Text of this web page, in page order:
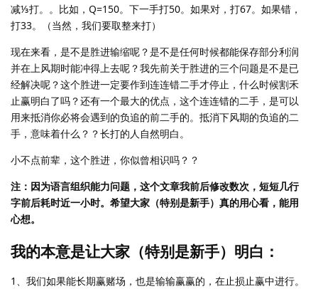
减⅓打。。比如，Q=150。下一手打50。如果对，打67。如果错，
打33。（当然，我们要取整来打）
现在来看，是不是胜进输缩呢？是不是任何时候都能保存部分利润
并在上风期时能冲得上去呢？我先前关于胜进的三个问题是不是已
经解决呢？这个胜进一定要作到连连错二手才停止，什么时候割禾
止赢明白了吗？还有一个最大的优点，这个连连错的二手，是可以
用来抵消你必将会遇到的负追的前二手的。抵消下风期的负追的二
手，意味着什么？？长打的人自然明白。
小不点前辈，这个胜进，你似曾相识吗？？
注：因为语言组织能力问题，这个文章我前后修改数次，短短几行
字前后耗时近一小时。希望大家（特别是新手）真的用心看，能用
心想。
我的本意是让大家（特别是新手）明白：
1、我们如果能长期赢赌场，也是输输赢赢的，在止损止赢中进行。